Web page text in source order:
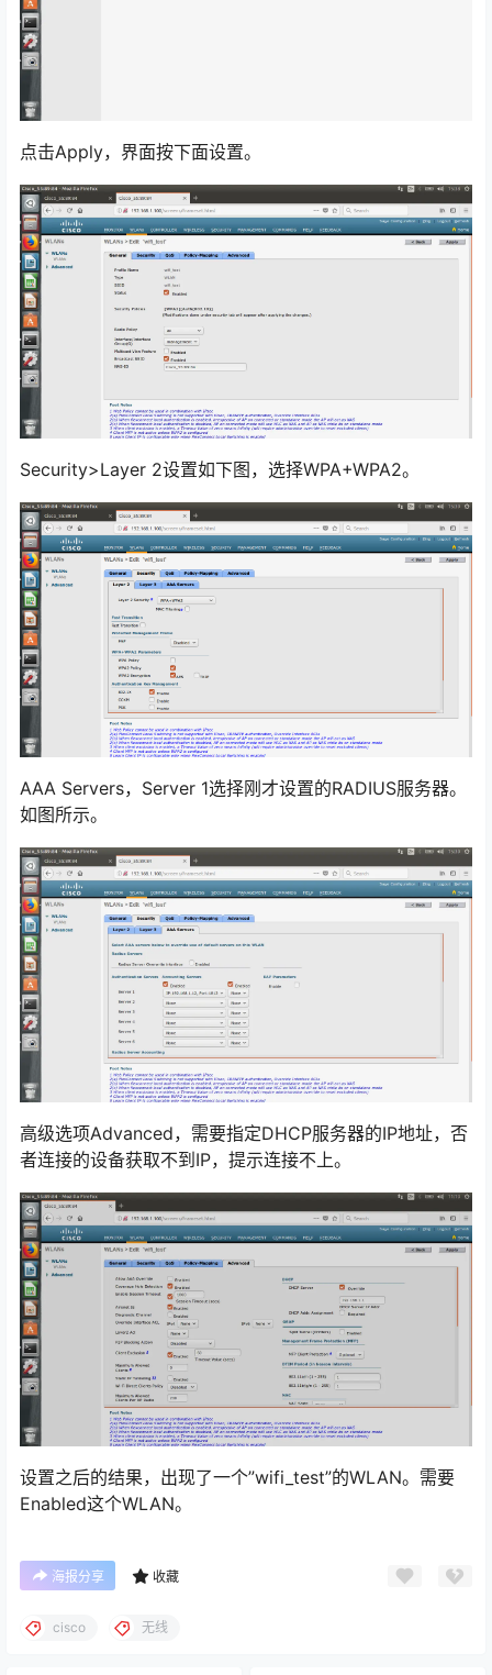
点击Apply，界面按下面设置。
Security>Layer 2设置如下图，选择WPA+WPA2。
AAA Servers，Server 1选择刚才设置的RADIUS服务器。
如图所示。
高级选项Advanced，需要指定DHCP服务器的IP地址，否
者连接的设备获取不到IP，提示连接不上。
设置之后的结果，出现了一个”wifi_test”的WLAN。需要
Enabled这个WLAN。
海报分享 收藏
cisco 无线